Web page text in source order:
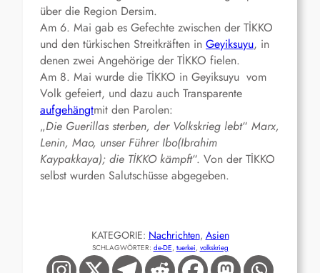
über die Region Dersim.
Am 6. Mai gab es Gefechte zwischen der TİKKO
und den türkischen Streitkräften in Geyiksuyu, in
denen zwei Angehörige der TİKKO fielen.
Am 8. Mai wurde die TİKKO in Geyiksuyu vom
Volk gefeiert, und dazu auch Transparente
aufgehängtmit den Parolen:
„Die Guerillas sterben, der Volkskrieg lebt“ Marx,
Lenin, Mao, unser Führer Ibo(Ibrahim
Kaypakkaya); die TİKKO kämpft“. Von der TİKKO
selbst wurden Salutschüsse abgegeben.
KATEGORIE: Nachrichten, Asien
SCHLAGWÖRTER: de-DE, tuerkei, volkskrieg